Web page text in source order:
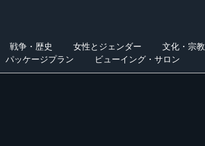
戦争・歴史 女性とジェンダー 文化・宗教
パッケージプラン ビューイング・サロン